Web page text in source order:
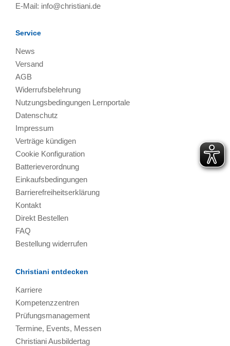
E-Mail: info@christiani.de
Service
News
Versand
AGB
Widerrufsbelehrung
Nutzungsbedingungen Lernportale
Datenschutz
Impressum
Verträge kündigen
Cookie Konfiguration
Batterieverordnung
Einkaufsbedingungen
Barrierefreiheitserklärung
Kontakt
Direkt Bestellen
FAQ
Bestellung widerrufen
Christiani entdecken
Karriere
Kompetenzzentren
Prüfungsmanagement
Termine, Events, Messen
Christiani Ausbildertag